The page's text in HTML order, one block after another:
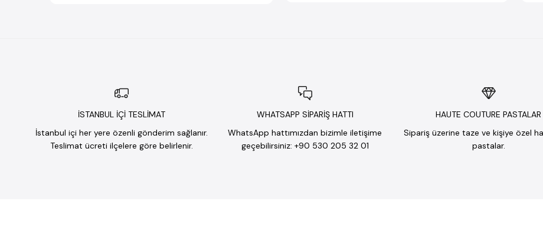
İSTANBUL İÇİ TESLİMAT
İstanbul içi her yere özenli gönderim sağlanır.
Teslimat ücreti ilçelere göre belirlenir.
WHATSAPP SİPARİŞ HATTI
WhatsApp hattımızdan bizimle iletişime
geçebilirsiniz: +90 530 205 32 01
HAUTE COUTURE PASTALAR
Sipariş üzerine taze ve kişiye özel
pastalar.